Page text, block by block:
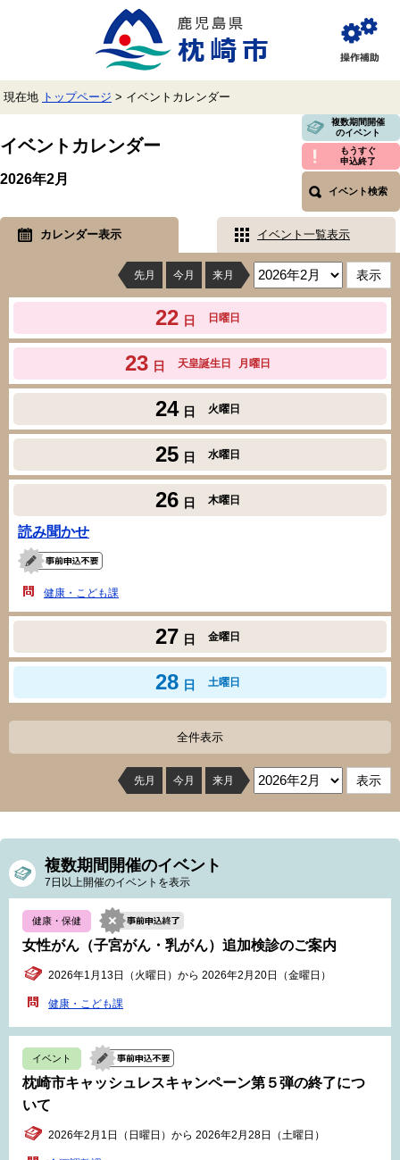
で
ば
本
へ
覧
補
現在地 トップページ > イベントカレンダー
イベントカレンダー
複数期間開催
のイベント
もうすぐ
申込終了
イベント検索
2026年2月
カレンダー表示 イベント一覧表示
先月 今月 来月
22 日 日曜日
23 日 天皇誕生日 月曜日
24 日 火曜日
25 日 水曜日
26 日 木曜日
読み聞かせ
健康・こども課
27 日 金曜日
28 日 土曜日
全件表示
先月 今月 来月
複数期間開催のイベント
7日以上開催のイベントを表示
健康・保健
女性がん（子宮がん・乳がん）追加検診のご案内
2026年1月13日（火曜日）から 2026年2月20日（金曜日）
健康・こども課
イベント
枕崎市キャッシュレスキャンペーン第５弾の終了につ
いて
2026年2月1日（日曜日）から 2026年2月28日（土曜日）